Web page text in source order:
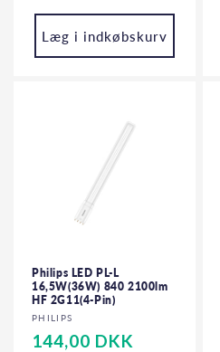
Læg i indkøbskurv
Philips LED PL-L
16,5W(36W) 840 2100lm
HF 2G11(4-Pin)
Forhandler:
PHILIPS
Normalpris
144,00 DKK